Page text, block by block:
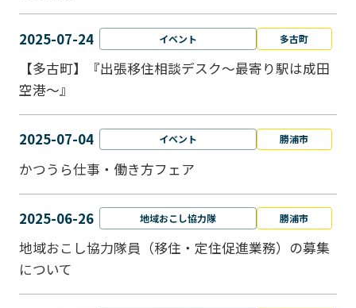
2025-07-24 イベント 多古町
【多古町】『出張移住相談デスク～最寄り駅は成田
空港～』
2025-07-04 イベント 勝浦市
かつうら仕事・働き方フェア
2025-06-26 地域おこし協力隊 勝浦市
地域おこし協力隊員（移住・定住促進業務）の募集
について